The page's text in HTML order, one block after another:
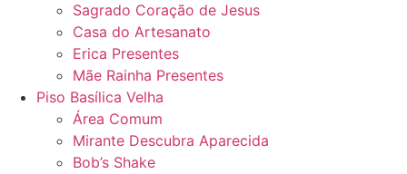
Sagrado Coração de Jesus
Casa do Artesanato
Erica Presentes
Mãe Rainha Presentes
Piso Basílica Velha
Área Comum
Mirante Descubra Aparecida
Bob’s Shake